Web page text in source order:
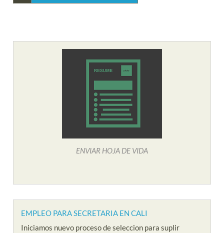
ENVIAR HOJA DE VIDA
EMPLEO PARA SECRETARIA EN CALI
Iniciamos nuevo proceso de seleccion para suplir